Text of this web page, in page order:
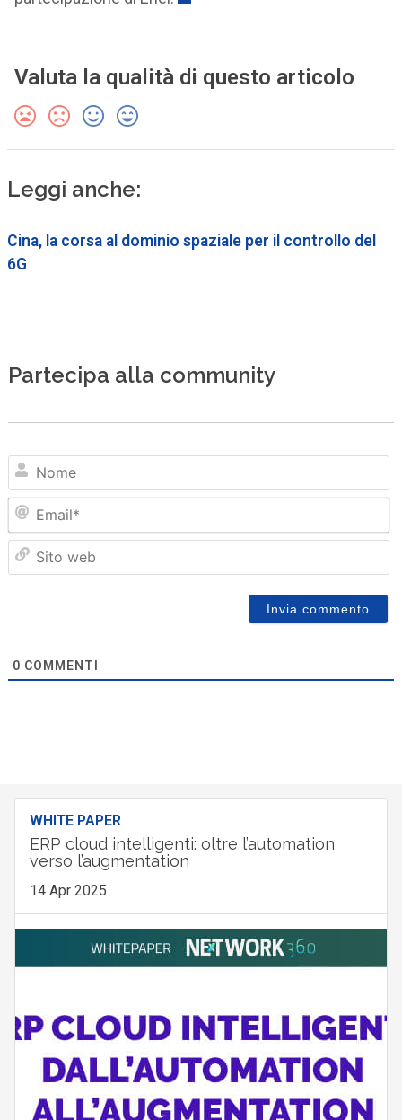
Valuta la qualità di questo articolo
Leggi anche:
Cina, la corsa al dominio spaziale per il controllo del
6G
Partecipa alla community
0 COMMENTI
WHITE PAPER
ERP cloud intelligenti: oltre l’automation
verso l’augmentation
14 Apr 2025